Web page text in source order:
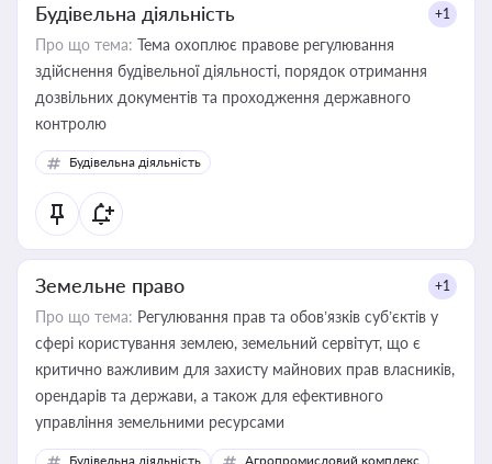
Будівельна діяльність +1
Про що тема: Тема охоплює правове регулювання
здійснення будівельної діяльності, порядок отримання
дозвільних документів та проходження державного
контролю
Будівельна діяльність
Земельне право +1
Про що тема: Регулювання прав та обов’язків суб’єктів у
сфері користування землею, земельний сервітут, що є
критично важливим для захисту майнових прав власників,
орендарів та держави, а також для ефективного
управління земельними ресурсами
Будівельна діяльність Агропромисловий комплекс